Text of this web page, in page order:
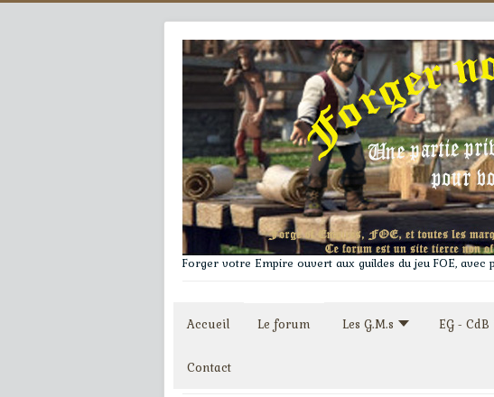
Forger votre Empire ouvert aux guildes du jeu FOE, avec
Accueil Le forum Les G.M.s EG - CdB
Contact